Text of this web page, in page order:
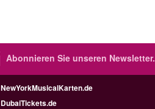
Abonnieren Sie unseren Newsletter.
NewYorkMusicalKarten.de
DubaiTickets.de